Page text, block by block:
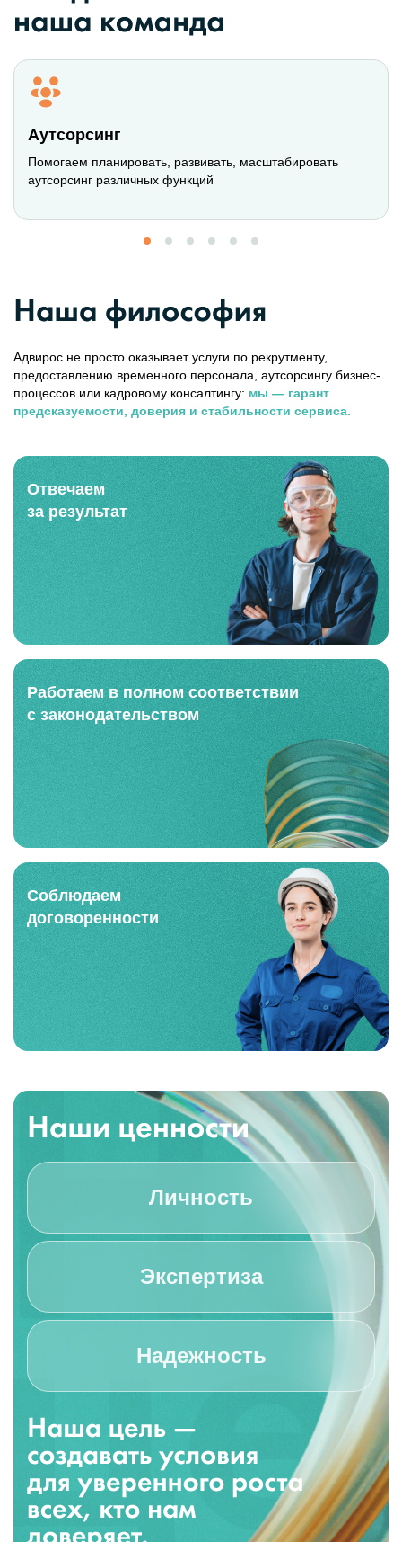
Аутсорсинг
Помогаем планировать, развивать, масштабировать
аутсорсинг различных функций
Адвирос не просто оказывает услуги по рекрутменту,
предоставлению временного персонала, аутсорсингу бизнес-
процессов или кадровому консалтингу: мы — гарант
предсказуемости, доверия и стабильности сервиса.
Отвечаем
за результат
Работаем в полномсоответствии
с законодательством
Соблюдаем
договоренности
Личность
Экспертиза
Надежность